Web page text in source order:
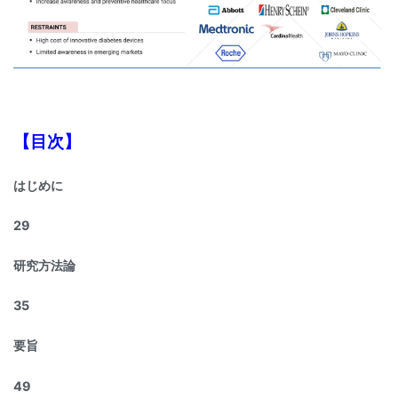
【目次】
はじめに
29
研究方法論
35
要旨
49